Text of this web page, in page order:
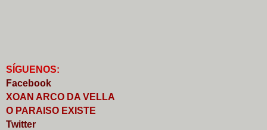
S GUENOS:
Facebook
XOAN ARCO DA VELLA
O PARAISO EXISTE
Twitter